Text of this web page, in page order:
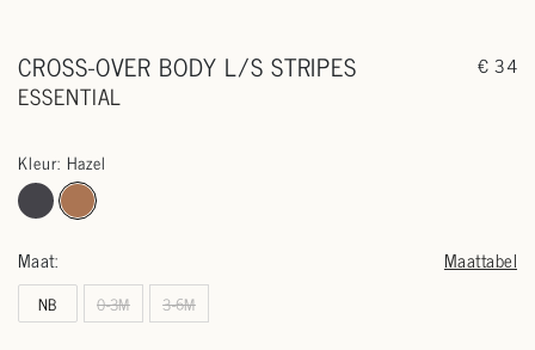
CROSS-OVER BODY L/S STRIPES
ESSENTIAL
€ 34
Kleur: Hazel
Maat: Maattabel
NB 0-3M 3-6M